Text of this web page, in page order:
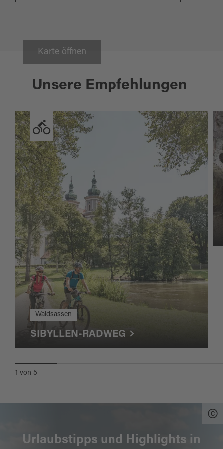
Karte öffnen
Unsere Empfehlungen
Waldsassen
SIBYLLEN-RADWEG
1 von 5
Urlaubstipps und Highlights in